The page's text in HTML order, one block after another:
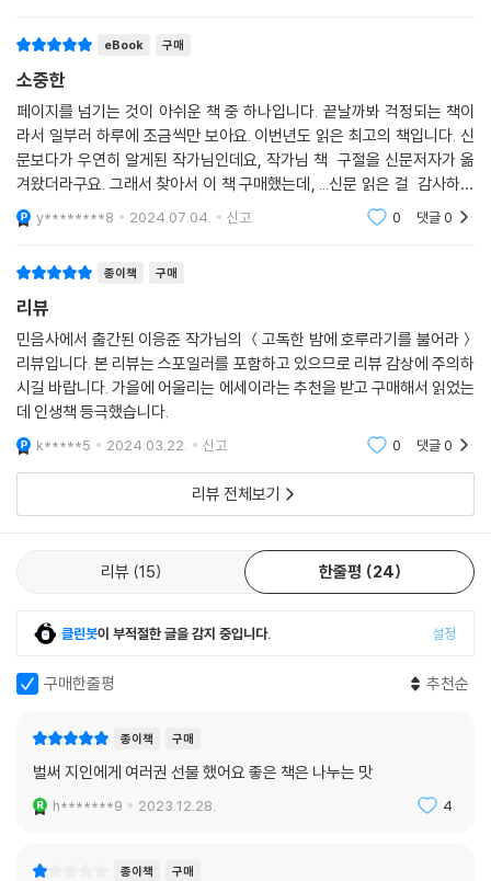
eBook 구매
소중한
페이지를 넘기는 것이 아쉬운 책 중 하나입니다. 끝날까봐 걱정되는 책이
라서 일부러 하루에 조금씩만 보아요. 이번년도 읽은 최고의 책입니다. 신
문보다가 우연히 알게된 작가님인데요, 작가님 책 구절을 신문저자가 옮
겨왔더라구요. 그래서 찾아서 이 책 구매했는데, ...신문 읽은 걸 감사하게
되는, 그런 책입니다. 시와 같은 에세이 입니다. 취향과 안목이 다르겠지
만, 감히 추천
y********8 2024.07.04. 신고 0 댓글0
종이책 구매
리뷰
민음사에서 출간된 이응준 작가님의 ＜고독한 밤에 호루라기를 불어라＞
리뷰입니다. 본 리뷰는 스포일러를 포함하고 있으므로 리뷰 감상에 주의하
시길 바랍니다. 가을에 어울리는 에세이라는 추천을 받고 구매해서 읽었는
데 인생책 등극했습니다.
k*****5 2024.03.22. 신고 0 댓글0
리뷰 전체보기
리뷰 15 한줄평 24
클린봇이 부적절한 글을 감지 중입니다. 설정
구매한줄평 추천순
종이책 구매
벌써 지인에게 여러권 선물 했어요 좋은 책은 나누는 맛
h*******9 2023.12.28. 4
종이책 구매